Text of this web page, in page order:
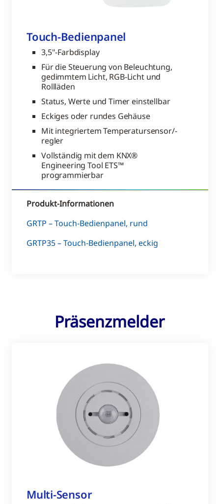
Touch-Bedienpanel
3,5"-Farbdisplay
Für die Steuerung von Beleuchtung,
gedimmtem Licht, RGB-Licht und
Rollläden
Status, Werte und Timer einstellbar
Eckiges oder rundes Gehäuse
Mit integriertem Temperatursensor/-
regler
Vollständig mit dem KNX®
Engineering Tool ETS™
programmierbar
Produkt-Informationen
GRTP – Touch-Bedienpanel, rund
GRTP35 – Touch-Bedienpanel, eckig
Präsenzmelder
Multi-Sensor